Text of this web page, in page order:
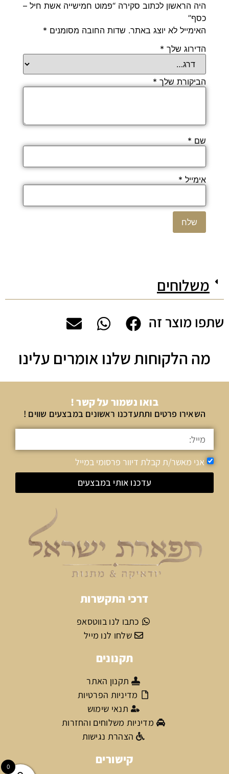
היה הראשון לכתוב סקירה “פמוט חמישייה אשת חיל –
כסף”
האימייל לא יוצג באתר. שדות החובה מסומנים *
הדירוג שלך *
הביקורת שלך *
שם *
אימייל *
משלוחים
שתפו מוצר זה
מה הלקוחות שלנו אומרים עלינו
בואו נשמור על קשר !
השאירו פרטים ותתעדכנו ראשונים במבצעים שווים !
אני מאשר/ת קבלת דיוור פרסומי במייל
עדכנו אותי במבצעים
דרכי התקשרות
כתבו לנו בווטסאפ
שלחו לנו מייל
תקנונים
תקנון האתר
מדיניות הפרטיות
תנאי שימוש
מדיניות משלוחים והחזרות
הצהרת נגישות
קישורים
0